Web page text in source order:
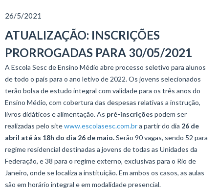
26/5/2021
ATUALIZAÇÃO: INSCRIÇÕES
PRORROGADAS PARA 30/05/2021
A Escola Sesc de Ensino Médio abre processo seletivo para alunos
de todo o país para o ano letivo de 2022. Os jovens selecionados
terão bolsa de estudo integral com validade para os três anos do
Ensino Médio, com cobertura das despesas relativas a instrução,
livros didáticos e alimentação. As pré-inscrições podem ser
realizadas pelo sitewww.escolasesc.com.bra partir do dia 26 de
abril até às 18h do dia 26 de maio.Serão 90 vagas, sendo 52 para
regime residencial destinadas a jovens de todas as Unidades da
Federação, e 38 para o regime externo, exclusivas para o Rio de
Janeiro, onde se localiza a instituição. Em ambos os casos, as aulas
são em horário integral e em modalidade presencial.